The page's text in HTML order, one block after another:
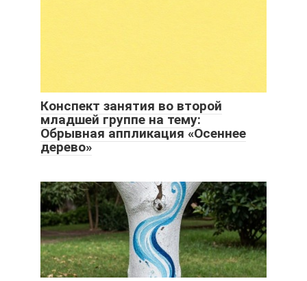
Конспект занятия во второй
младшей группе на тему:
Обрывная аппликация «Осеннее
дерево»